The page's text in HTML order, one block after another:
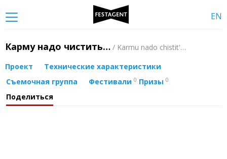
EN
Карму надо чистить… / Karmu nado chistit'…
Проект
Технические характеристики
Съемочная группа
Фестивали 0 Призы 0
Поделиться